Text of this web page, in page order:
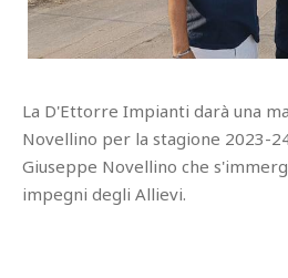
La D'Ettorre Impianti darà una
Novellino per la stagione 2023-
Giuseppe Novellino che
impegni degli Allievi.